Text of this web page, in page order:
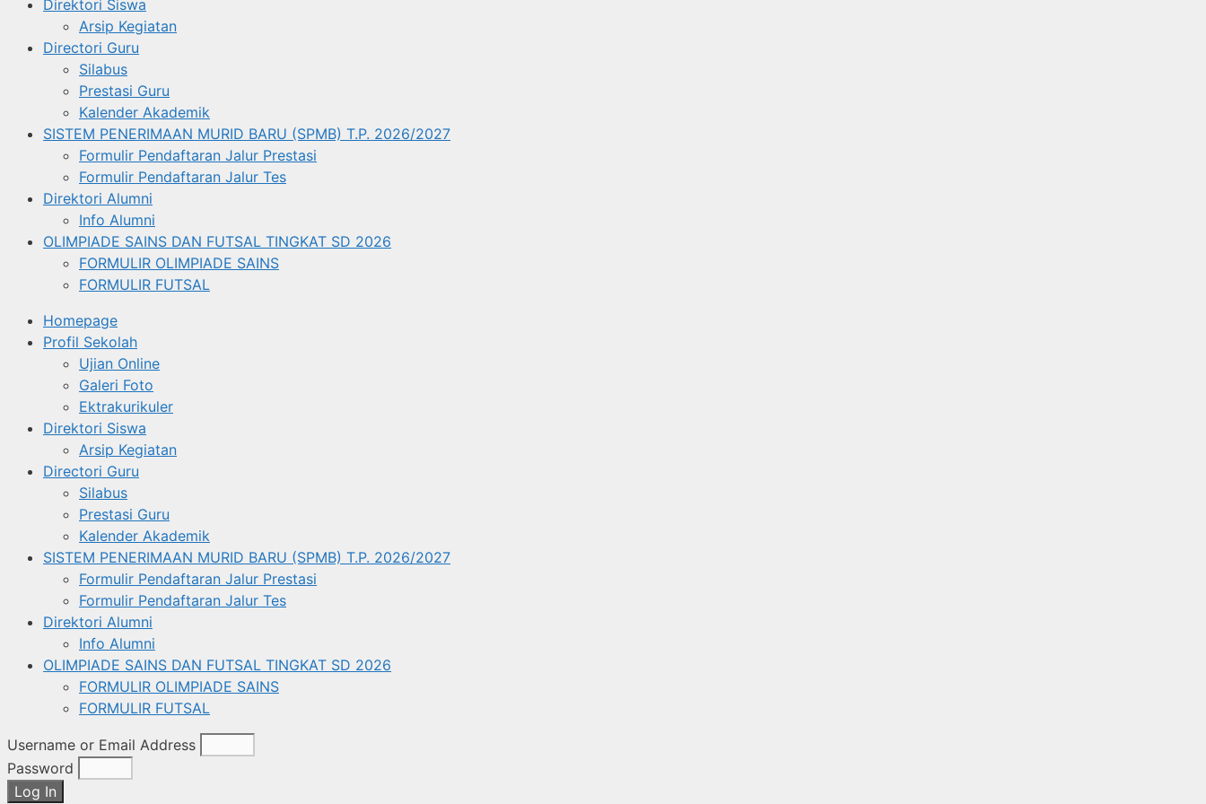
Direktori Siswa
Arsip Kegiatan
Directori Guru
Silabus
Prestasi Guru
Kalender Akademik
SISTEM PENERIMAAN MURID BARU (SPMB) T.P. 2026/2027
Formulir Pendaftaran Jalur Prestasi
Formulir Pendaftaran Jalur Tes
Direktori Alumni
Info Alumni
OLIMPIADE SAINS DAN FUTSAL TINGKAT SD 2026
FORMULIR OLIMPIADE SAINS
FORMULIR FUTSAL
Homepage
Profil Sekolah
Ujian Online
Galeri Foto
Ektrakurikuler
Direktori Siswa
Arsip Kegiatan
Directori Guru
Silabus
Prestasi Guru
Kalender Akademik
SISTEM PENERIMAAN MURID BARU (SPMB) T.P. 2026/2027
Formulir Pendaftaran Jalur Prestasi
Formulir Pendaftaran Jalur Tes
Direktori Alumni
Info Alumni
OLIMPIADE SAINS DAN FUTSAL TINGKAT SD 2026
FORMULIR OLIMPIADE SAINS
FORMULIR FUTSAL
Username or Email Address
Password
Log In